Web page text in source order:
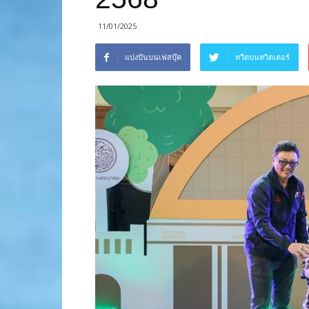
11/01/2025
แบ่งปันบนเฟสบุ๊ค ทวีตบนทวิตเตอร์